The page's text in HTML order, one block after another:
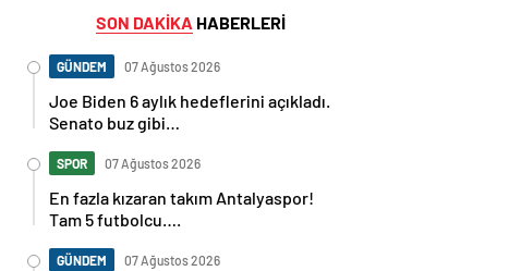
SON DAKİKA HABERLERİ
GÜNDEM 07 Ağustos 2026
Joe Biden 6 aylık hedeflerini açıkladı.
Senato buz gibi…
SPOR 07 Ağustos 2026
En fazla kızaran takım Antalyaspor!
Tam 5 futbolcu….
GÜNDEM 07 Ağustos 2026